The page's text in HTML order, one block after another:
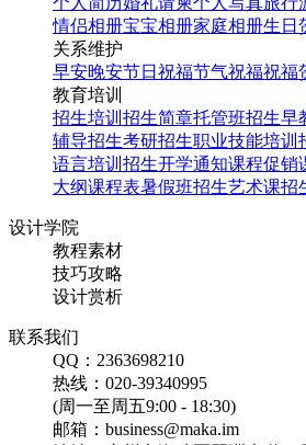
情侣相册宝宝相册家庭相册生日
关系维护
早安晚安节日祝福节气祝福祝福
教育培训
招生培训 招生简章托管班招生早
辅导招生考研招生职业技能培训
语言培训招生开学通知课程促销
大纲课程表暑假班招生艺术课招
设计学院
教程素材
技巧攻略
设计赏析
联系我们
QQ：2363698210
热线：020-39340995
(周一至周五9:00 - 18:30)
邮箱：business@maka.im